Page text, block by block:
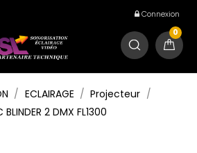
Connexion
0
ECLAIRAGE
Projecteur
2 DMX FL1300